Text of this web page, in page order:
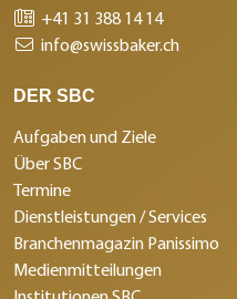
+41 31 388 14 14
info@swissbaker.ch
DER SBC
Aufgaben und Ziele
Über SBC
Termine
Dienstleistungen / Services
Branchenmagazin Panissimo
Medienmitteilungen